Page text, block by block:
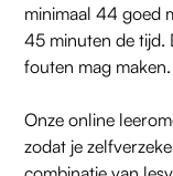
minimaal 44 goed
45 minuten de tijd.
fouten mag maken.
Onze online
zodat je